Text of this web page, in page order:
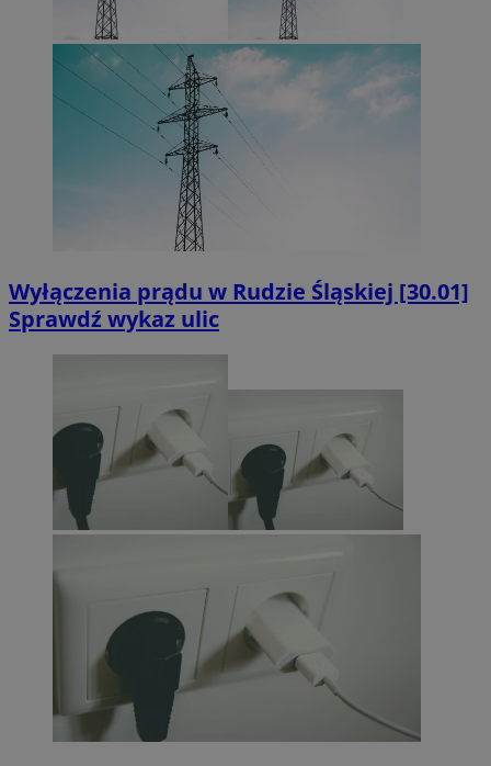
Wyłączenia prądu w Rudzie Śląskiej [30.01]
Sprawdź wykaz ulic